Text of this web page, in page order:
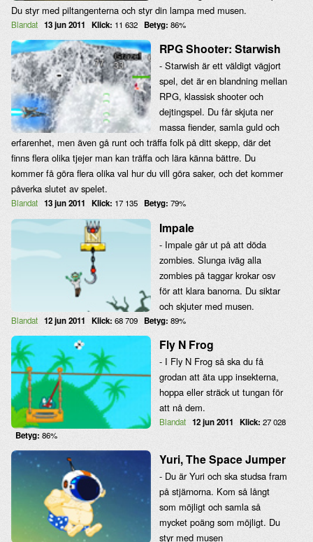
Du styr med piltangenterna och styr din lampa med musen.
Blandat 13 jun 2011 Klick: 11 632 Betyg: 86%
RPG Shooter: Starwish
- Starwish är ett väldigt vägjort
spel, det är en blandning mellan
RPG, klassisk shooter och
dejtingspel. Du får skjuta ner
massa fiender, samla guld och
erfarenhet, men även gå runt och träffa folk på ditt skepp, där det
finns flera olika tjejer man kan träffa och lära känna bättre. Du
kommer få göra flera olika val hur du vill göra saker, och det kommer
påverka slutet av spelet.
Blandat 13 jun 2011 Klick: 17 135 Betyg: 79%
Impale
- Impale går ut på att döda
zombies. Slunga iväg alla
zombies på taggar krokar osv
för att klara banorna. Du siktar
och skjuter med musen.
Blandat 12 jun 2011 Klick: 68 709 Betyg: 89%
Fly N Frog
- I Fly N Frog så ska du få
grodan att äta upp insekterna,
hoppa eller sträck ut tungan för
att nå dem.
Blandat 12 jun 2011 Klick: 27 028
Betyg: 86%
Yuri, The Space Jumper
- Du är Yuri och ska studsa fram
på stjärnorna. Kom så långt
som möjligt och samla så
mycket poäng som möjligt. Du
styr med musen